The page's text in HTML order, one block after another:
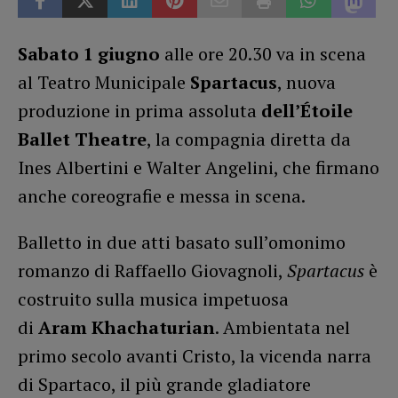
Sabato 1 giugno alle ore 20.30 va in scena
al Teatro Municipale Spartacus, nuova
produzione in prima assoluta dell’Étoile
Ballet Theatre, la compagnia diretta da
Ines Albertini e Walter Angelini, che firmano
anche coreografie e messa in scena.
Balletto in due atti basato sull’omonimo
romanzo di Raffaello Giovagnoli, Spartacus è
costruito sulla musica impetuosa
di AramKhachaturian. Ambientata nel
primo secolo avanti Cristo, la vicenda narra
di Spartaco, il più grande gladiatore